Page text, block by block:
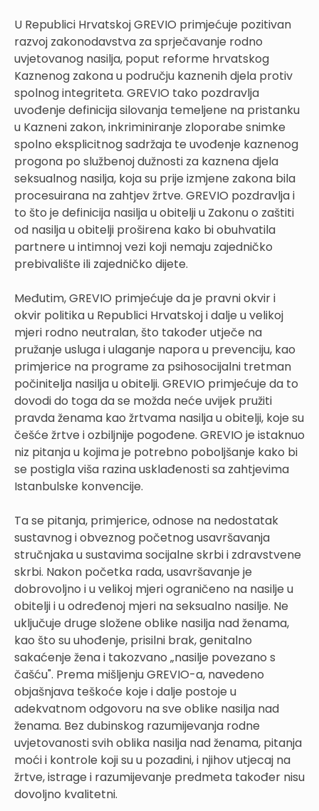
U Republici Hrvatskoj GREVIO primjećuje pozitivan
razvoj zakonodavstva za sprječavanje rodno
uvjetovanog nasilja, poput reforme hrvatskog
Kaznenog zakona u području kaznenih djela protiv
spolnog integriteta. GREVIO tako pozdravlja
uvođenje definicija silovanja temeljene na pristanku
u Kazneni zakon, inkriminiranje zloporabe snimke
spolno eksplicitnog sadržaja te uvođenje kaznenog
progona po službenoj dužnosti za kaznena djela
seksualnog nasilja, koja su prije izmjene zakona bila
procesuirana na zahtjev žrtve. GREVIO pozdravlja i
to što je definicija nasilja u obitelji u Zakonu o zaštiti
od nasilja u obitelji proširena kako bi obuhvatila
partnere u intimnoj vezi koji nemaju zajedničko
prebivalište ili zajedničko dijete.
Međutim, GREVIO primjećuje da je pravni okvir i
okvir politika u Republici Hrvatskoj i dalje u velikoj
mjeri rodno neutralan, što također utječe na
pružanje usluga i ulaganje napora u prevenciju, kao
primjerice na programe za psihosocijalni tretman
počinitelja nasilja u obitelji. GREVIO primjećuje da to
dovodi do toga da se možda neće uvijek pružiti
pravda ženama kao žrtvama nasilja u obitelji, koje su
češće žrtve i ozbiljnije pogođene. GREVIO je istaknuo
niz pitanja u kojima je potrebno poboljšanje kako bi
se postigla viša razina usklađenosti sa zahtjevima
Istanbulske konvencije.
Ta se pitanja, primjerice, odnose na nedostatak
sustavnog i obveznog početnog usavršavanja
stručnjaka u sustavima socijalne skrbi i zdravstvene
skrbi. Nakon početka rada, usavršavanje je
dobrovoljno i u velikoj mjeri ograničeno na nasilje u
obitelji i u određenoj mjeri na seksualno nasilje. Ne
uključuje druge složene oblike nasilja nad ženama,
kao što su uhođenje, prisilni brak, genitalno
sakaćenje žena i takozvano „nasilje povezano s
čašću". Prema mišljenju GREVIO-a, navedeno
objašnjava teškoće koje i dalje postoje u
adekvatnom odgovoru na sve oblike nasilja nad
ženama. Bez dubinskog razumijevanja rodne
uvjetovanosti svih oblika nasilja nad ženama, pitanja
moći i kontrole koji su u pozadini, i njihov utjecaj na
žrtve, istrage i razumijevanje predmeta također nisu
dovoljno kvalitetni.